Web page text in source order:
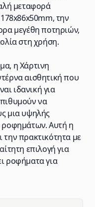
μεταφορά
την
μεγέθη ποτηριών,
στη χρήση.
η Χάρτινη
αισθητική που
ιδανική για
να
μια υψηλής
ροφημάτων. Αυτή η
πρακτικότητα με
επιλογή για
ροφήματα για